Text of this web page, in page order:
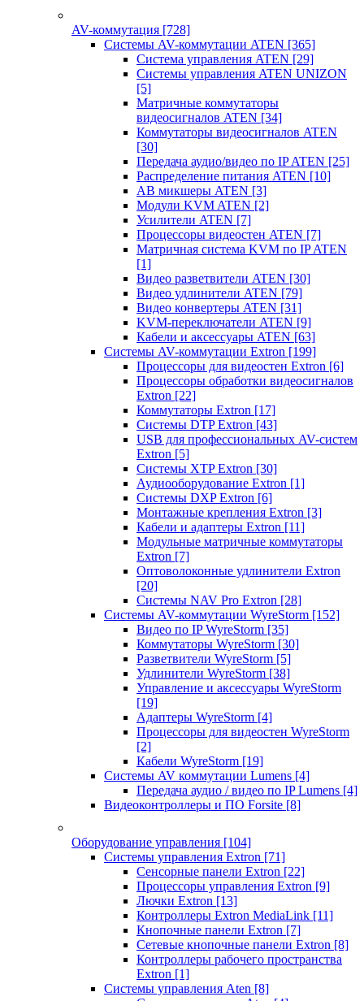
AV-коммутация [728]
Системы AV-коммутации ATEN [365]
Система управления ATEN [29]
Системы управления ATEN UNIZON
[5]
Матричные коммутаторы
видеосигналов ATEN [34]
Коммутаторы видеосигналов ATEN
[30]
Передача аудио/видео по IP ATEN [25]
Распределение питания ATEN [10]
АВ микшеры ATEN [3]
Модули KVM ATEN [2]
Усилители ATEN [7]
Процессоры видеостен ATEN [7]
Матричная система KVM по IP ATEN
[1]
Видео разветвители ATEN [30]
Видео удлинители ATEN [79]
Видео конвертеры ATEN [31]
KVM-переключатели ATEN [9]
Кабели и аксессуары ATEN [63]
Системы AV-коммутации Extron [199]
Процессоры для видеостен Extron [6]
Процессоры обработки видеосигналов
Extron [22]
Коммутаторы Extron [17]
Системы DTP Extron [43]
USB для профессиональных AV-систем
Extron [5]
Системы XTP Extron [30]
Аудиооборудование Extron [1]
Системы DXP Extron [6]
Монтажные крепления Extron [3]
Кабели и адаптеры Extron [11]
Модульные матричные коммутаторы
Extron [7]
Оптоволоконные удлинители Extron
[20]
Системы NAV Pro Extron [28]
Системы AV-коммутации WyreStorm [152]
Видео по IP WyreStorm [35]
Коммутаторы WyreStorm [30]
Разветвители WyreStorm [5]
Удлинители WyreStorm [38]
Управление и аксессуары WyreStorm
[19]
Адаптеры WyreStorm [4]
Процессоры для видеостен WyreStorm
[2]
Кабели WyreStorm [19]
Системы AV коммутации Lumens [4]
Передача аудио / видео по IP Lumens [4]
Видеоконтроллеры и ПО Forsite [8]
Оборудование управления [104]
Системы управления Extron [71]
Сенсорные панели Extron [22]
Процессоры управления Extron [9]
Лючки Extron [13]
Контроллеры Extron MediaLink [11]
Кнопочные панели Extron [7]
Сетевые кнопочные панели Extron [8]
Контроллеры рабочего пространства
Extron [1]
Системы управления Aten [8]